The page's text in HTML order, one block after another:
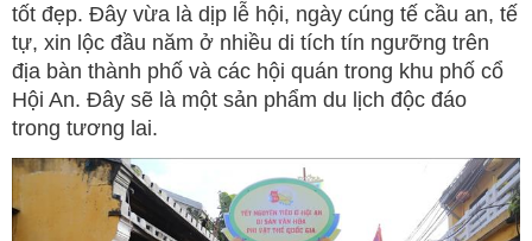
tốt đẹp. Đây vừa là dịp lễ hội, ngày cúng tế cầu an, tế
tự, xin lộc đầu năm ở nhiều di tích tín ngưỡng trên
địa bàn thành phố và các hội quán trong khu phố cổ
Hội An. Đây sẽ là một sản phẩm du lịch độc đáo
trong tương lai.